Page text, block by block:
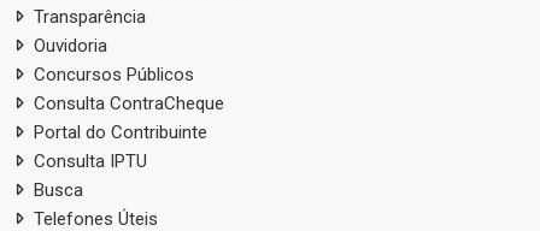
Transparência
Ouvidoria
Concursos Públicos
Consulta ContraCheque
Portal do Contribuinte
Consulta IPTU
Busca
Telefones Úteis